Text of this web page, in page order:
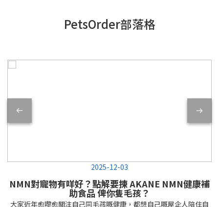
PetsOrder部落格
2025-12-03
NMN對寵物有咩好？點解要揀 AKANE NMN健康補
助食品 俾你隻毛孩？
大家近年愈嚟愈關注自己同毛孩嘅健康，都想自己嘅屋企人陪住自